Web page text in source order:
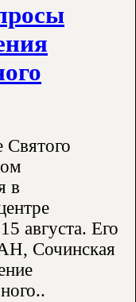
Святого
в
августа. Его
Сочинская